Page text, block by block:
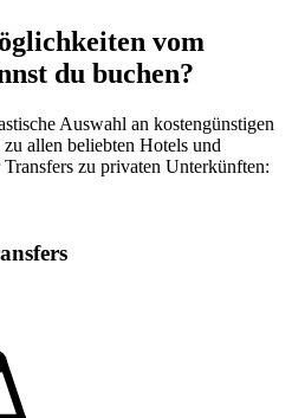
vom
du buchen?
Auswahl an kostengünstigen
allen beliebten Hotels und
zu privaten Unterkünften: